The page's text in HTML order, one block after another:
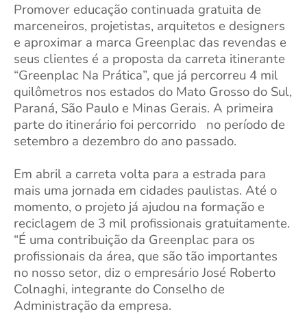
Promover educação continuada gratuita de
marceneiros, projetistas, arquitetos e designers
e aproximar a marca Greenplac das revendas e
seus clientes é a proposta da carreta itinerante
“Greenplac Na Prática”, que já percorreu 4 mil
quilômetros nos estados do Mato Grosso do Sul,
Paraná, São Paulo e Minas Gerais. A primeira
parte do itinerário foi percorrido no período de
setembro a dezembro do ano passado.
Em abril a carreta volta para a estrada para
mais uma jornada em cidades paulistas. Até o
momento, o projeto já ajudou na formação e
reciclagem de 3 mil profissionais gratuitamente.
“É uma contribuição da Greenplac para os
profissionais da área, que são tão importantes
no nosso setor, diz o empresário José Roberto
Colnaghi, integrante do Conselho de
Administração da empresa.